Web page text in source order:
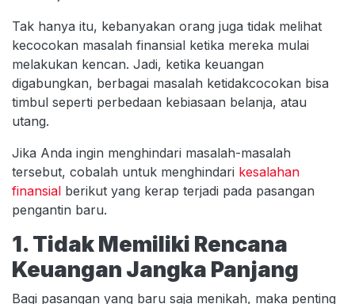
Tak hanya itu, kebanyakan orang juga tidak melihat
kecocokan masalah finansial ketika mereka mulai
melakukan kencan. Jadi, ketika keuangan
digabungkan, berbagai masalah ketidakcocokan bisa
timbul seperti perbedaan kebiasaan belanja, atau
utang.
Jika Anda ingin menghindari masalah-masalah
tersebut, cobalah untuk menghindari kesalahan
finansial berikut yang kerap terjadi pada pasangan
pengantin baru.
1. Tidak Memiliki Rencana
Keuangan Jangka Panjang
Bagi pasangan yang baru saja menikah, maka penting